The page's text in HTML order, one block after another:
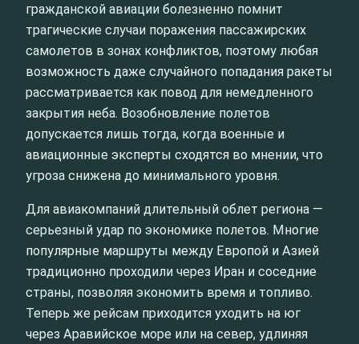
гражданской авиации болезненно помнит
трагические случаи поражения пассажирских
самолетов в зонах конфликтов, поэтому любая
возможность даже случайного попадания ракеты
рассматривается как повод для немедленного
закрытия неба. Возобновление полетов
допускается лишь тогда, когда военные и
авиационные эксперты сходятся во мнении, что
угроза снижена до минимального уровня.
Для авиакомпаний длительный облет региона —
серьезный удар по экономике полетов. Многие
популярные маршруты между Европой и Азией
традиционно проходили через Иран и соседние
страны, позволяя экономить время и топливо.
Теперь же рейсам приходится уходить на юг
через Аравийское море или на север, удлиняя